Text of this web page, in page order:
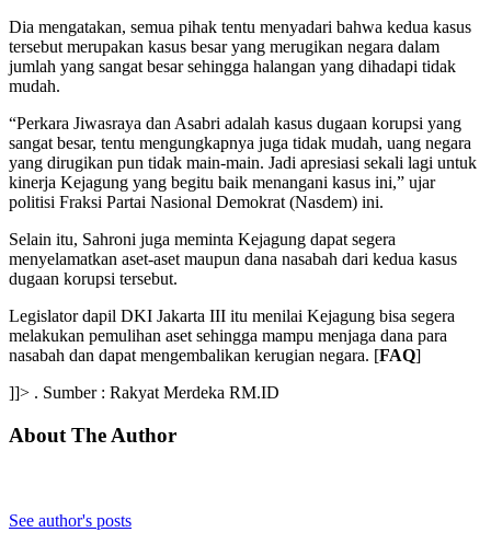
Dia mengatakan, semua pihak tentu menyadari bahwa kedua kasus
tersebut merupakan kasus besar yang merugikan negara dalam
jumlah yang sangat besar sehingga halangan yang dihadapi tidak
mudah.
“Perkara Jiwasraya dan Asabri adalah kasus dugaan korupsi yang
sangat besar, tentu mengungkapnya juga tidak mudah, uang negara
yang dirugikan pun tidak main-main. Jadi apresiasi sekali lagi untuk
kinerja Kejagung yang begitu baik menangani kasus ini,” ujar
politisi Fraksi Partai Nasional Demokrat (Nasdem) ini.
Selain itu, Sahroni juga meminta Kejagung dapat segera
menyelamatkan aset-aset maupun dana nasabah dari kedua kasus
dugaan korupsi tersebut.
Legislator dapil DKI Jakarta III itu menilai Kejagung bisa segera
melakukan pemulihan aset sehingga mampu menjaga dana para
nasabah dan dapat mengembalikan kerugian negara. [FAQ]
]]> . Sumber : Rakyat Merdeka RM.ID
About The Author
See author's posts